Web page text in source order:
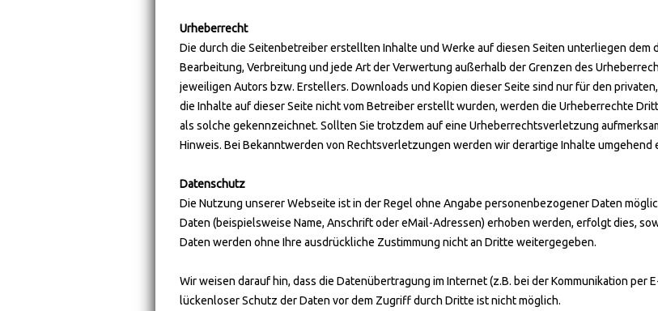
Urheberrecht
Die durch die Seitenbetreiber erstellten Inhalte und Werke auf diesen Seiten unterliegen dem
Bearbeitung, Verbreitung und jede Art der Verwertung außerhalb der Grenzen des
jeweiligen Autors bzw. Erstellers. Downloads und Kopien dieser Seite sind nur für den
die Inhalte auf dieser Seite nicht vom Betreiber erstellt wurden, werden die Urheberrechte
als solche gekennzeichnet. Sollten Sie trotzdem auf eine Urheberrechtsverletzung
Hinweis. Bei Bekanntwerden von Rechtsverletzungen werden wir derartige Inhalte umgehend
Datenschutz
Die Nutzung unserer Webseite ist in der Regel ohne Angabe personenbezogener Daten
Daten (beispielsweise Name, Anschrift oder eMail-Adressen) erhoben werden, erfolgt dies,
Daten werden ohne Ihre ausdrückliche Zustimmung nicht an Dritte weitergegeben.
Wir weisen darauf hin, dass die Datenübertragung im Internet (z.B. bei der Kommunikation per
lückenloser Schutz der Daten vor dem Zugriff durch Dritte ist nicht möglich.